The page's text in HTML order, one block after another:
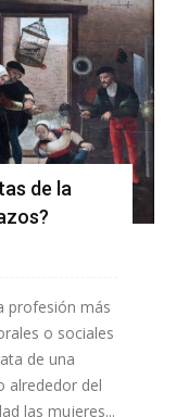
de la
profesión más
o sociales
de una
alrededor del
las mujeres...